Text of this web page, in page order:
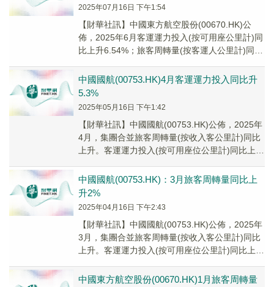
2025年07月16日 下午1:54
【財華社訊】中國東方航空股份(00670.HK)公
佈，2025年6月客運運力投入(按可用座公里計)同
比上升6.54%；旅客周轉量(按客運人公里計)同比
中國國航(00753.HK)4月客運運力投入同比升
5.3%
2025年05月16日 下午1:42
【財華社訊】中國國航(00753.HK)公佈，2025年
4月，集團合並旅客周轉量(按收入客公里計)同比
上升。客運運力投入(按可用座位公里計)同比上升
中國國航(00753.HK)：3月旅客周轉量同比上
升2%
2025年04月16日 下午2:43
【財華社訊】中國國航(00753.HK)公佈，2025年
3月，集團合並旅客周轉量(按收入客公里計)同比
上升。客運運力投入(按可用座位公里計)同比上升
中國東方航空股份(00670.HK)1月旅客周轉量